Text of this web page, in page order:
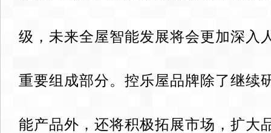
级，未来全屋智能发展将会更加深入
重要组成部分。控乐屋品牌除了继续
能产品外，还将积极拓展市场，扩大